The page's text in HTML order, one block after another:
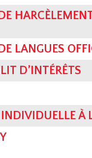
LANGUES
D’INTÉRÊTS
À